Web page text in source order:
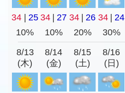
34 | 25 34 | 27 34 | 26 34 | 24
10%
10% 20% 30%
8/13
(木)
8/14
(金)
8/15
(土)
8/16
(日)